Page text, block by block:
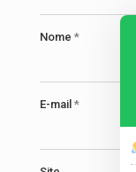
Nome *
E-mail *